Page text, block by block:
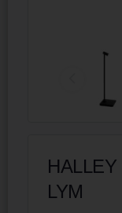
LYM